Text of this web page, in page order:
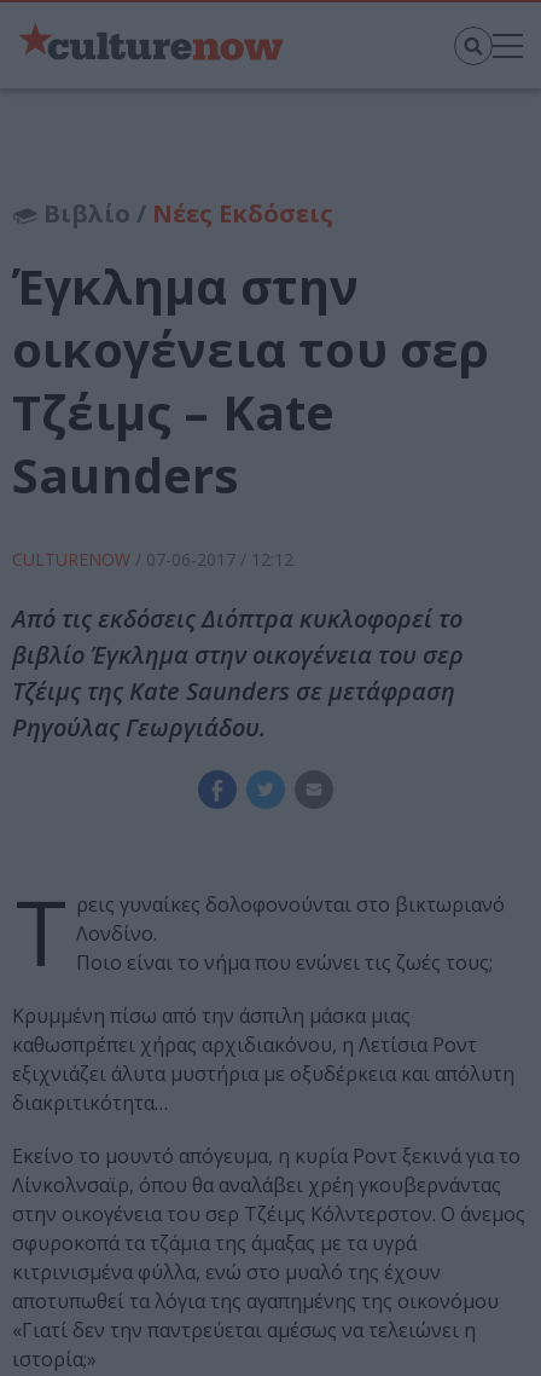
Βιβλίο / Νέες Εκδόσεις
Έγκλημα στην
οικογένεια του σερ
Τζέιμς – Kate
Saunders
CULTURENOW / 07-06-2017 / 12:12
Από τις εκδόσεις Διόπτρα κυκλοφορεί το
βιβλίο Έγκλημα στην οικογένεια του σερ
Τζέιμς της Kate Saunders σε μετάφραση
Ρηγούλας Γεωργιάδου.
Τ ρεις γυναίκες δολοφονούνται στο βικτωριανό
Λονδίνο.
Ποιο είναι το νήμα που ενώνει τις ζωές τους;
Κρυμμένη πίσω από την άσπιλη μάσκα μιας
καθωσπρέπει χήρας αρχιδιακόνου, η Λετίσια Ροντ
εξιχνιάζει άλυτα μυστήρια με οξυδέρκεια και απόλυτη
διακριτικότητα…
Εκείνο το μουντό απόγευμα, η κυρία Ροντ ξεκινά για το
Λίνκολν­σαϊρ, όπου θα αναλάβει χρέη γκουβερνάντας
στην οικογένεια του σερ Τζέιμς Κόλντερστον. Ο άνεμος
σφυροκοπά τα τζάμια της άμαξας με τα υγρά
κιτρινισμένα φύλλα, ενώ στο μυαλό της έχουν
αποτυπωθεί τα λόγια της αγαπημένης της οικονόμου
«Γιατί δεν την παντρεύεται αμέσως να τελειώνει η
ιστορία;»